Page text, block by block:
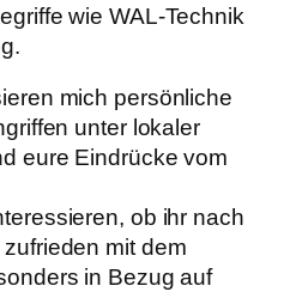
wie WAL-Technik
mich persönliche
unter lokaler
eure Eindrücke vom
ob ihr nach
mit dem
in Bezug auf